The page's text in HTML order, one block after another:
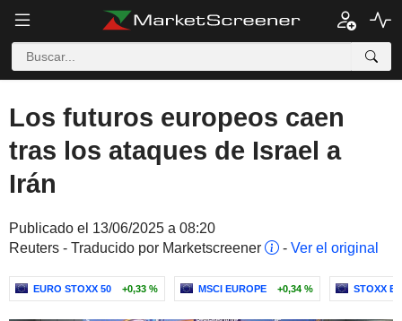
Los futuros europeos caen
tras los ataques de Israel a
Irán
Publicado el 13/06/2025 a 08:20
Reuters - Traducido por Marketscreener
- Ver el original
EURO STOXX 50 +0,33 % MSCI EUROPE +0,34 % STOXX